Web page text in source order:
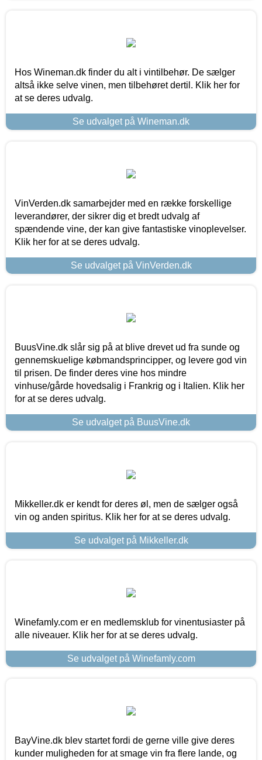
Hos Wineman.dk finder du alt i vintilbehør. De sælger
altså ikke selve vinen, men tilbehøret dertil. Klik her for
at se deres udvalg.
Se udvalget på Wineman.dk
VinVerden.dk samarbejder med en række forskellige
leverandører, der sikrer dig et bredt udvalg af
spændende vine, der kan give fantastiske vinoplevelser.
Klik her for at se deres udvalg.
Se udvalget på VinVerden.dk
BuusVine.dk slår sig på at blive drevet ud fra sunde og
gennemskuelige købmandsprincipper, og levere god vin
til prisen. De finder deres vine hos mindre
vinhuse/gårde hovedsalig i Frankrig og i Italien. Klik her
for at se deres udvalg.
Se udvalget på BuusVine.dk
Mikkeller.dk er kendt for deres øl, men de sælger også
vin og anden spiritus. Klik her for at se deres udvalg.
Se udvalget på Mikkeller.dk
Winefamly.com er en medlemsklub for vinentusiaster på
alle niveauer. Klik her for at se deres udvalg.
Se udvalget på Winefamly.com
BayVine.dk blev startet fordi de gerne ville give deres
kunder muligheden for at smage vin fra flere lande, og